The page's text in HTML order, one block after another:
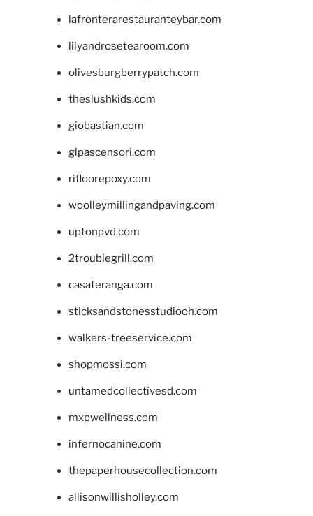
lafronterarestauranteybar.com
lilyandrosetearoom.com
olivesburgberrypatch.com
theslushkids.com
giobastian.com
glpascensori.com
rifloorepoxy.com
woolleymillingandpaving.com
uptonpvd.com
2troublegrill.com
casateranga.com
sticksandstonesstudiooh.com
walkers-treeservice.com
shopmossi.com
untamedcollectivesd.com
mxpwellness.com
infernocanine.com
thepaperhousecollection.com
allisonwillisholley.com